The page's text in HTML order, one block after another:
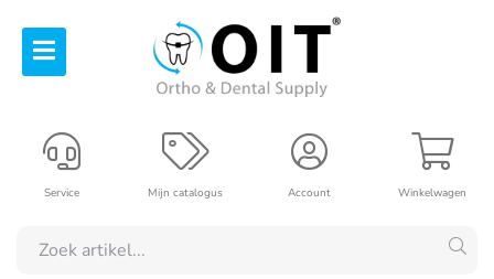
Winkelwagen
Account
Mijn catalogus
Service